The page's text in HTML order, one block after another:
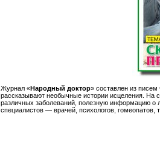
Журнал «Народный доктор» составлен из писем
рассказывают необычные истории исцеления. На
различных заболеваний, полезную информацию
специалистов — врачей, психологов, гомеопатов,